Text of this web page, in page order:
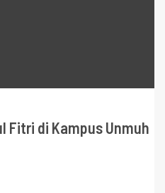
Fitri di Kampus Unmuh